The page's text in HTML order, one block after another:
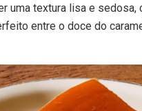
uma textura lisa e sedosa,
entre o doce do